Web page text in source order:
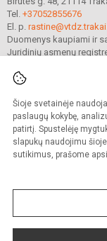
Šioje svetainėje
paslaugų kokybę,
patirtį. Spustelėję
slapukų naudojimu
sutikimus, prašome
Tel. +37052855676
El. p.
Duomenys kaupiami ir
Juridinių asmenų
© 2021. Trakų
Kopijuoti turinį be